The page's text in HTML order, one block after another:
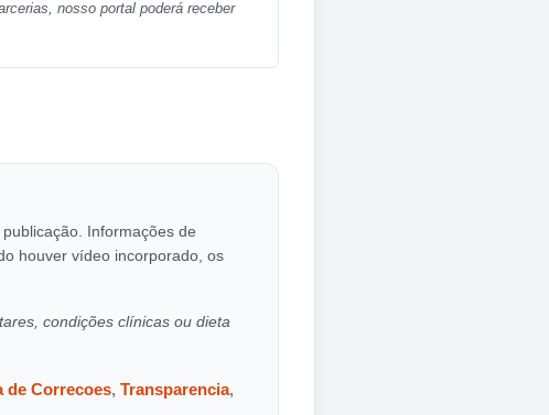
nosso portal poderá receber
Informações de
houver vídeo incorporado, os
condições clínicas ou dieta
de Correcoes, Transparencia,